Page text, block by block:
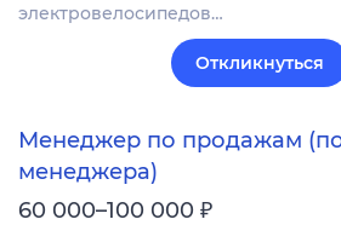
электровелосипедов…
Откликнуться
Менеджер по продажам
менеджера)
60 000–100 000 ₽